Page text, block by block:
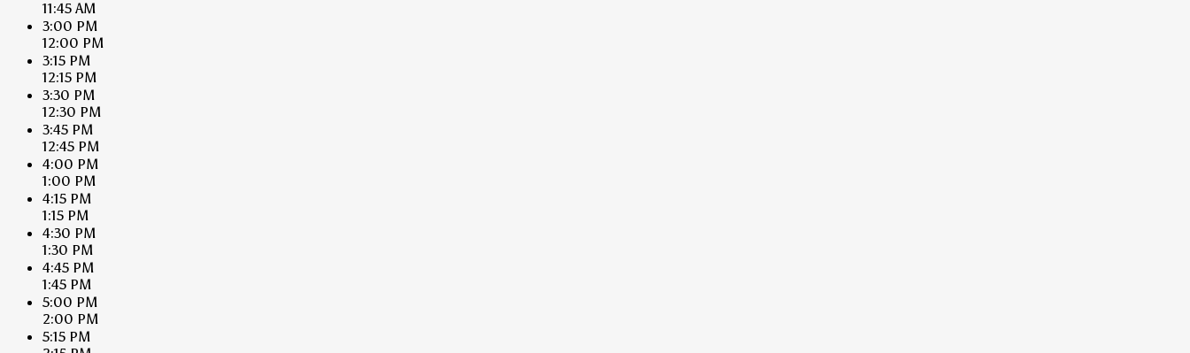
11:45 AM
3:00 PM
12:00 PM
3:15 PM
12:15 PM
3:30 PM
12:30 PM
3:45 PM
12:45 PM
4:00 PM
1:00 PM
4:15 PM
1:15 PM
4:30 PM
1:30 PM
4:45 PM
1:45 PM
5:00 PM
2:00 PM
5:15 PM